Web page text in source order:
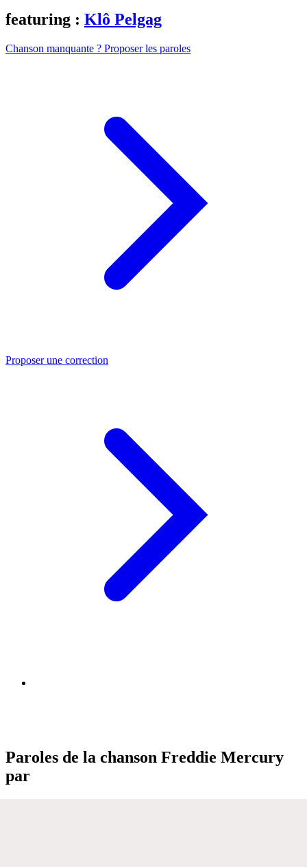
featuring : Klô Pelgag
Chanson manquante ? Proposer les paroles
Proposer une correction
Paroles de la chanson Freddie Mercury
par